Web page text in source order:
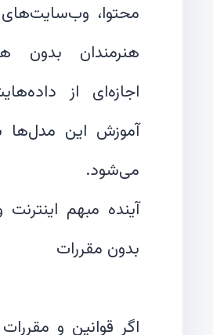
محتوا،
هنرمندان بدون
اجازه‌ای از
آموزش این مدل‌ها
آینده مبهم اینترنت
اگر قوانین و